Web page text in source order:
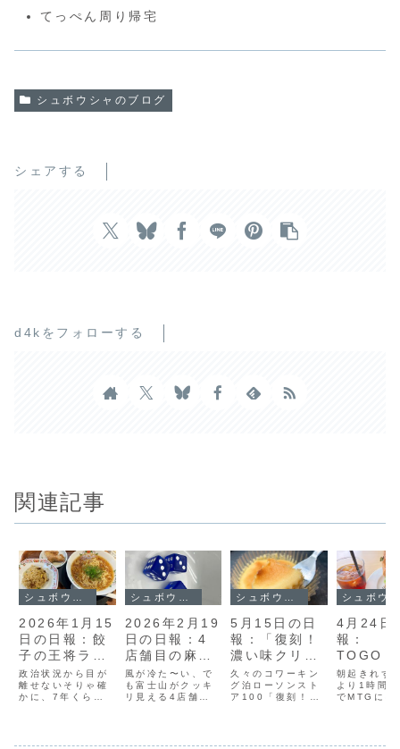
てっぺん周り帰宅
シュボウシャのブログ
シェアする
d4kをフォローする
関連記事
2026年1月15
日の日報：餃
子の王将ラン
チがとんでも
ないことに、
中道改革とは
政治状況から目が
離せないそりゃ確
かに、7年くらい
2026年2月19
日の日報：4
店舗目の麻辣
湯、トモスダ
イニングは2
月26日オープ
風が冷た〜い、で
も富士山がクッキ
リ見える4店舗目
5月15日の日
報：「復刻！
濃い味クリー
ムチーズ」は
美味しいし、
『Vibe
久々のコワーキン
グ泊ローソンスト
ア100「復刻！濃
4月24日
報：
TOGO
」と大変
とが決ま
朝起きれず
より1時間
でMTGにギ